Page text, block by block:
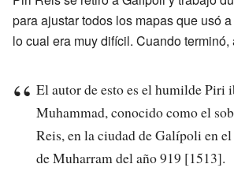
para ajustar todos los mapas que usó
lo cual era muy difícil. Cuando terminó,
El autor de esto es el humilde Piri
Muhammad, conocido como el
Reis, en la ciudad de Galípoli en
de Muharram del año 919 [1513].